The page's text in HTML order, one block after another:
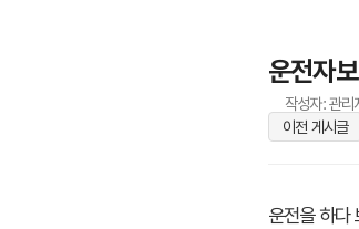
운전자
작성자: 관리
이전 게시글
운전을 하다